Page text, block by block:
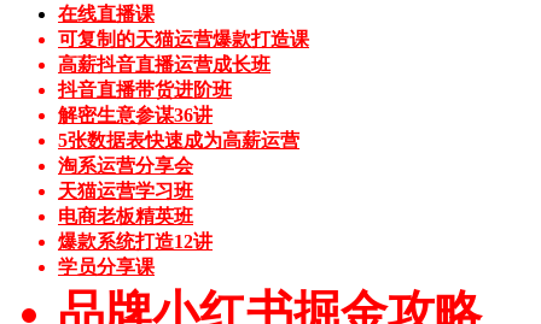
在线直播课
可复制的天猫运营爆款打造课
高薪抖音直播运营成长班
抖音直播带货进阶班
解密生意参谋36讲
5张数据表快速成为高薪运营
淘系运营分享会
天猫运营学习班
电商老板精英班
爆款系统打造12讲
学员分享课
品牌小红书掘金攻略